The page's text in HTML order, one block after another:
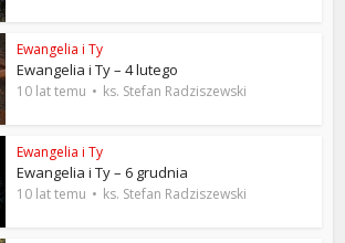
Ewangelia i Ty
Ewangelia i Ty – 4 lutego
10 lat temu ks. Stefan Radziszewski
Ewangelia i Ty
Ewangelia i Ty – 6 grudnia
10 lat temu ks. Stefan Radziszewski